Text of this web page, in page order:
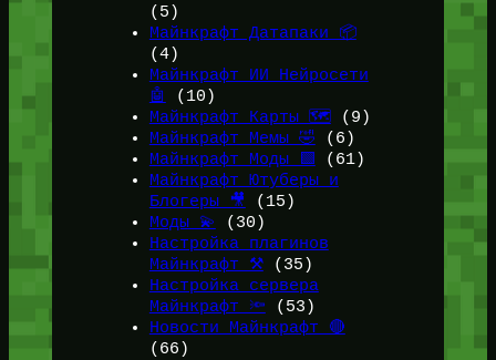
(5)
Майнкрафт Датапаки 📦
(4)
Майнкрафт ИИ Нейросети
🤖
(10)
Майнкрафт Карты 🗺️(9)
Майнкрафт Мемы 🤣 (6)
Майнкрафт Моды 🟩 (61)
Майнкрафт Ютуберы и
Блогеры 🎥
(15)
Моды 💫
(30)
Настройка плагинов
Майнкрафт ⚒️(35)
Настройка сервера
Майнкрафт 🔦 (53)
Новости Майнкрафт 🔴
(66)